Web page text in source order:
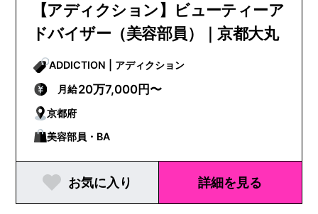
【アディクション】ビューティーア
ドバイザー（美容部員）｜京都大丸
ADDICTION | アディクション
月給20万7,000円〜
京都府
美容部員・BA
お気に入り 詳細を見る